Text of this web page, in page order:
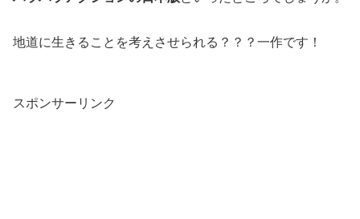
地道に生きることを考えさせられる？？？一作です！
スポンサーリンク